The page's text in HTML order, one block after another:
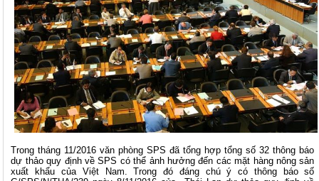
Trong tháng 11/2016 văn phòng SPS đã tổng hợp tổng số 32 thông báo
dự thảo quy định về SPS có thể ảnh hưởng đến các mặt hàng nông sản
xuất khẩu của Việt Nam. Trong đó đáng chú ý có thông báo số